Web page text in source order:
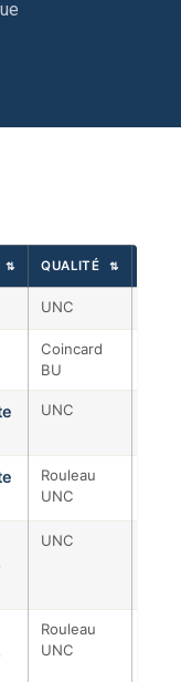
⇅ QUALITÉ ⇅
UNC
Coincard
BU
UNC
Rouleau
UNC
UNC
Rouleau
UNC